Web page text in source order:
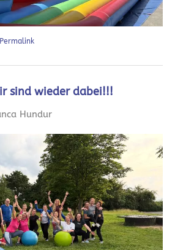
Permalink
sind wieder dabei!!!
Hundur